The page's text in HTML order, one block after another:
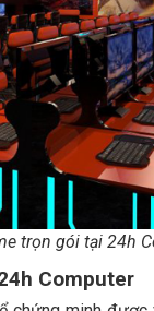
trọn gói tại 24h
Computer